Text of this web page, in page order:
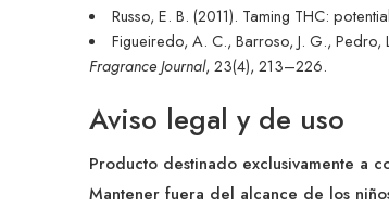
Russo, E. B. (2011). Taming THC:
Figueiredo, A. C., Barroso, J. G.,
Fragrance Journal, 23(4), 213–226.
Aviso legal y de uso
Producto destinado exclusivamente a
Mantener fuera del alcance de los